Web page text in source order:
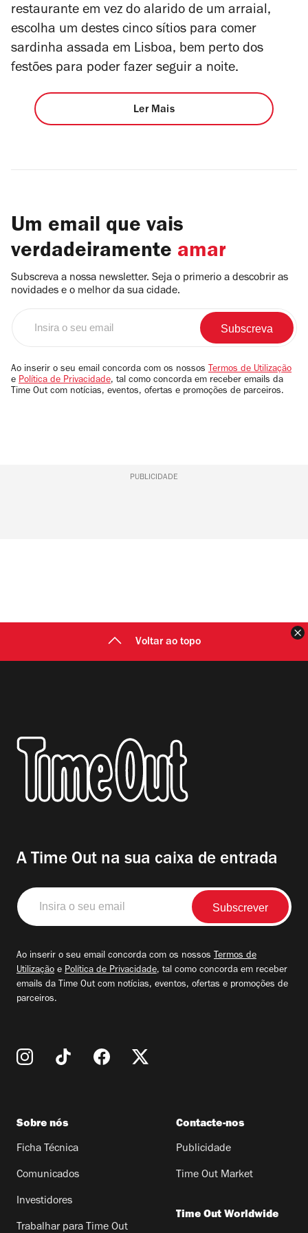
restaurante em vez do alarido de um arraial,
escolha um destes cinco sítios para comer
sardinha assada em Lisboa, bem perto dos
festões para poder fazer seguir a noite.
Ler Mais
Um email que vais
verdadeiramente amar
Subscreva a nossa newsletter. Seja o primerio a descobrir as
novidades e o melhor da sua cidade.
email
Ao inserir o seu email concorda com os nossos Termos de Utilização
e Política de Privacidade, tal como concorda em receber emails da
Time Out com notícias, eventos, ofertas e promoções de parceiros.
PUBLICIDADE
Voltar ao topo
A Time Out na sua caixa de entrada
Insira
o
seu
Ao inserir o seu email concorda com os nossos Termos de
Utilização e Política de Privacidade, tal como concorda em receber
emails da Time Out com notícias, eventos, ofertas e promoções de
parceiros.
Sobre nós
Ficha Técnica
Comunicados
Investidores
Trabalhar para Time Out
Contacte-nos
Publicidade
Time Out Market
Time Out Worldwide